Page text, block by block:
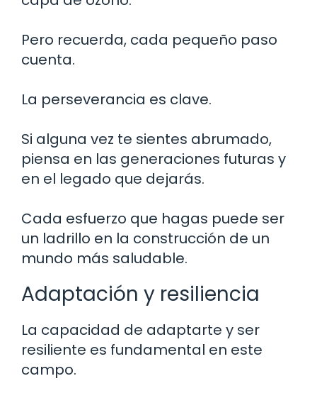
Pero recuerda, cada pequeño paso
cuenta.
La perseverancia es clave.
Si alguna vez te sientes abrumado,
piensa en las generaciones futuras y
en el legado que dejarás.
Cada esfuerzo que hagas puede ser
un ladrillo en la construcción de un
mundo más saludable.
Adaptación y resiliencia
La capacidad de adaptarte y ser
resiliente es fundamental en este
campo.